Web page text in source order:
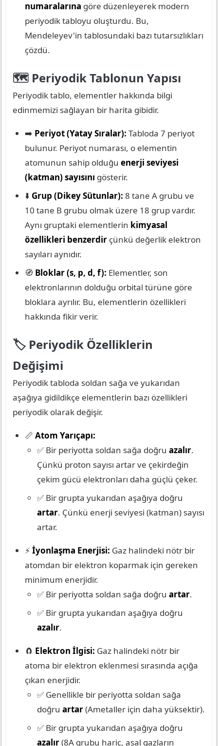
numaralarına göre düzenleyerek modern
periyodik tabloyu oluşturdu. Bu,
Mendeleyev'in tablosundaki bazı tutarsızlıkları
çözdü.
🗺️ Periyodik Tablonun Yapısı
Periyodik tablo, elementler hakkında bilgi
edinmemizi sağlayan bir harita gibidir.
➡️ Periyot (Yatay Sıralar): Tabloda 7 periyot
bulunur. Periyot numarası, o elementin
atomunun sahip olduğu enerji seviyesi
(katman) sayısını gösterir.
⬇️ Grup (Dikey Sütunlar): 8 tane A grubu ve
10 tane B grubu olmak üzere 18 grup vardır.
Aynı gruptaki elementlerin kimyasal
özellikleri benzerdir çünkü değerlik elektron
sayıları aynıdır.
🧭 Bloklar (s, p, d, f): Elementler, son
elektronlarının dolduğu orbital türüne göre
bloklara ayrılır. Bu, elementlerin özellikleri
hakkında fikir verir.
🏷️ Periyodik Özelliklerin
Değişimi
Periyodik tabloda soldan sağa ve yukarıdan
aşağıya gidildikçe elementlerin bazı özellikleri
periyodik olarak değişir.
📏 Atom Yarıçapı:
✅ Bir periyotta soldan sağa doğru azalır.
Çünkü proton sayısı artar ve çekirdeğin
çekim gücü elektronları daha güçlü çeker.
✅ Bir grupta yukarıdan aşağıya doğru
artar. Çünkü enerji seviyesi (katman) sayısı
artar.
⚡ İyonlaşma Enerjisi: Gaz halindeki nötr bir
atomdan bir elektron koparmak için gereken
minimum enerjidir.
✅ Bir periyotta soldan sağa doğru artar.
✅ Bir grupta yukarıdan aşağıya doğru
azalır.
🧲 Elektron İlgisi: Gaz halindeki nötr bir
atoma bir elektron eklenmesi sırasında açığa
çıkan enerjidir.
✅ Genellikle bir periyotta soldan sağa
doğru artar(Ametaller için daha yüksektir).
✅ Bir grupta yukarıdan aşağıya doğru
azalır(8A grubu hariç, asal gazların